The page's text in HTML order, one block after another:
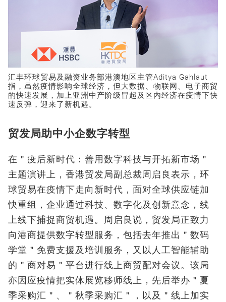
汇丰环球贸易及融资业务部港澳地区主管Aditya Gahlaut
指，虽然疫情影响全球经济，但大数据、物联网、电子商贸
的快速发展，加上亚洲中产阶级冒起及区内经济在疫情下快
速反弹，迎来了新机遇。
贸发局助中小企数字转型
在＂疫后新时代：善用数字科技与开拓新市场＂
主题演讲上，香港贸发局副总裁周启良表示，环
球贸易在疫情下走向新时代，面对全球供应链加
快重组，企业通过科技、数字化及创新意念，线
上线下捕捉商贸机遇。周启良说，贸发局正致力
向港商提供数字转型服务，包括去年推出＂数码
学堂＂免费支援及培训服务，又以人工智能辅助
的＂商对易＂平台进行线上商贸配对会议。该局
亦因应疫情把实体展览移师线上，先后举办＂夏
季采购汇＂、＂秋季采购汇＂，以及＂线上加实